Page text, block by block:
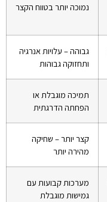
נמוכה יותר בטווח הקצר
גבוהה – עלויות אנרגיה
ותחזוקה גבוהות
תמיכה מוגבלת או
הפחתה הדרגתית
קצר יותר – שחיקה
מהירה יותר
מערכות קבועות עם
גמישות מוגבלת